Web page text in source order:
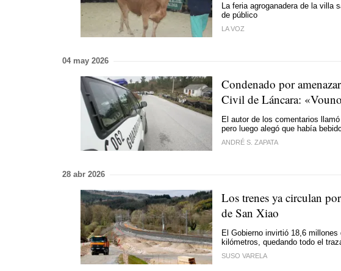
La feria agroganadera de la villa
de público
LA VOZ
04 may 2026
Condenado por
Civil de Láncara:
El autor de los comentarios
pero luego alegó que había
ANDRÉ S. ZAPATA
28 abr 2026
Los trenes ya circulan
de San Xiao
El Gobierno invirtió 18,6
kilómetros, quedando todo el
SUSO VARELA